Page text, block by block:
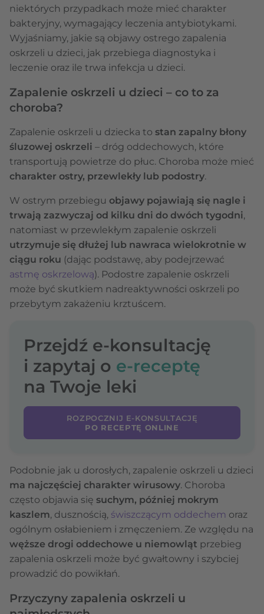
niektórych przypadkach może mieć charakter
bakteryjny, wymagający leczenia antybiotykami.
Wyjaśniamy, jakie są objawy ostrego zapalenia
oskrzeli u dzieci, jak przebiega diagnostyka i
leczenie oraz ile trwa infekcja u dzieci.
Zapalenie oskrzeli u dzieci – co to za
choroba?
Zapalenie oskrzeli u dziecka to stan zapalny błony
śluzowej oskrzeli – dróg oddechowych, które
transportują powietrze do płuc. Choroba może mieć
charakter ostry, przewlekły lub podostry.
W ostrym przebiegu objawy pojawiają się nagle i
trwają zazwyczaj od kilku dni do dwóch tygodni,
natomiast w przewlekłym zapalenie oskrzeli
utrzymuje się dłużej lub nawraca wielokrotnie w
ciągu roku (dając podstawę, aby podejrzewać
astmę oskrzelową). Podostre zapalenie oskrzeli
może być skutkiem nadreaktywności oskrzeli po
przebytym zakażeniu krztuścem.
Przejdź e-konsultację
i zapytaj o e-receptę
na Twoje leki
ROZPOCZNIJ E-KONSULTACJĘ
PO RECEPTĘ ONLINE
Podobnie jak u dorosłych, zapalenie oskrzeli u dzieci
ma najczęściej charakter wirusowy. Choroba
często objawia się suchym, później mokrym
kaszlem, dusznością, świszczącym oddechem oraz
ogólnym osłabieniem i zmęczeniem. Ze względu na
węższe drogi oddechowe u niemowląt przebieg
zapalenia oskrzeli może być gwałtowny i szybciej
prowadzić do powikłań.
Przyczyny zapalenia oskrzeli u